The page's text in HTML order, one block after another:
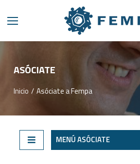
ASÓCIATE​
Estás aquí:
Inicio Asóciate a Fempa
MENÚ ASÓCIATE